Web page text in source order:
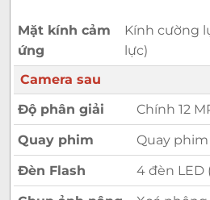
Mặt kính cảm
ứng
Kính cường
lực)
Camera sau
Độ phân giải
Chính 12
Quay phim
Quay
Đèn Flash
4 đèn LED